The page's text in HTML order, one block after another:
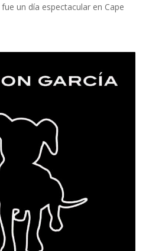
un día espectacular en Cape